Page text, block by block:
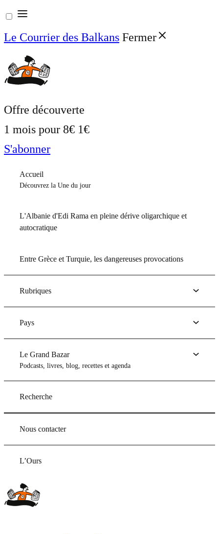
Aller
au
contenu
Le Courrier des Balkans Fermer
Offre découverte
1 mois pour 8€ 1€
S'abonner
Accueil
Découvrez la Une du jour
L'Albanie d'Edi Rama en pleine dérive oligarchique et
autocratique
Entre Grèce et Turquie, les dangereuses provocations
Rubriques
Pays
Le Grand Bazar
Podcasts, livres, blog, recettes et agenda
Recherche
Nous contacter
L’Ours